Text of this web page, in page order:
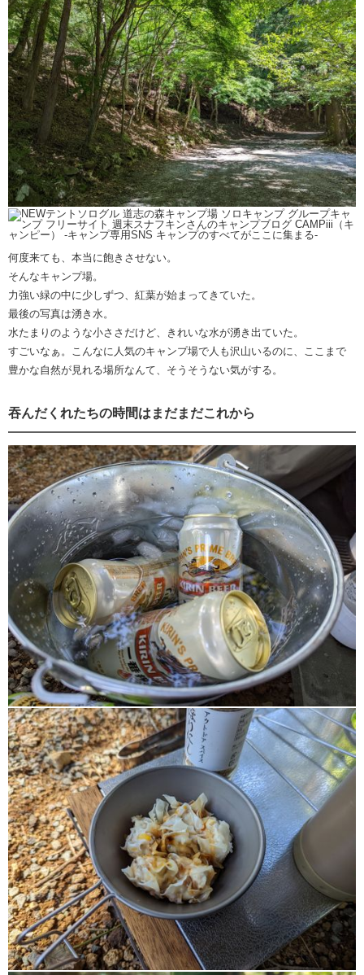
何度来ても、本当に飽きさせない。
そんなキャンプ場。
力強い緑の中に少しずつ、紅葉が始まってきていた。
最後の写真は湧き水。
水たまりのような小ささだけど、きれいな水が湧き出ていた。
すごいなぁ。こんなに人気のキャンプ場で人も沢山いるのに、ここまで
豊かな自然が見れる場所なんて、そうそうない気がする。
吞んだくれたちの時間はまだまだこれから